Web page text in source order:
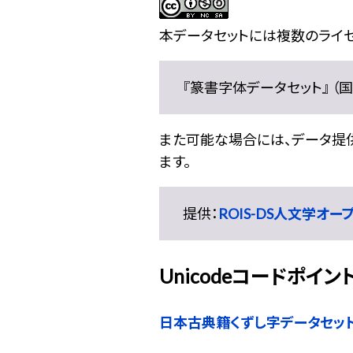
本データセットには複数のライ
『篆書字体データセット』
また可能な場合には、データ
ます。
提供： ROIS-DS人文学オー
Unicodeコードポイン
日本古典籍くずし字データセッ